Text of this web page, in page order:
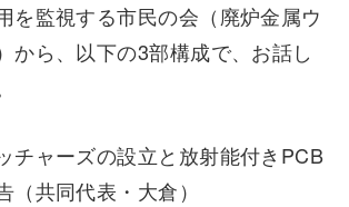
を監視する市民の会（廃炉金属ウ
から、以下の3部構成で、お話し
ャーズの設立と放射能付きPCB
（共同代表・大倉）